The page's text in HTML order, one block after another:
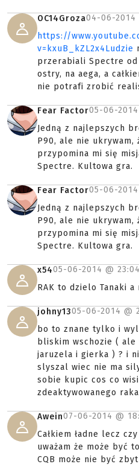
OC14Groza04-06-2014
https://
v=kxuB_kZL2x4Ludzie
przerabiali Spectre od
ostry, na aega, a
nie potrafi zrobić
Fear Factor05-06-2014
Jedną z najlepszych
P90, ale nie ukrywam,
przypomina mi się
Spectre. Kultowa gra.
Fear Factor05-06-2014
Jedną z najlepszych
P90, ale nie ukrywam,
przypomina mi się
Spectre. Kultowa gra.
x5405-06-2014 @ 23:04
RAK to dzielo Tanaki
johny1305-06-2014 @
bo to znane tylko i
bliskim wschozie (
jaruzela i gierka ) ? i
slyszal wiec nie ma
sobie kupic cos co
zdeaktywowanego
Awein07-06-2014 @
Całkiem ładne lecz
uważam że może być
CQB może nie być